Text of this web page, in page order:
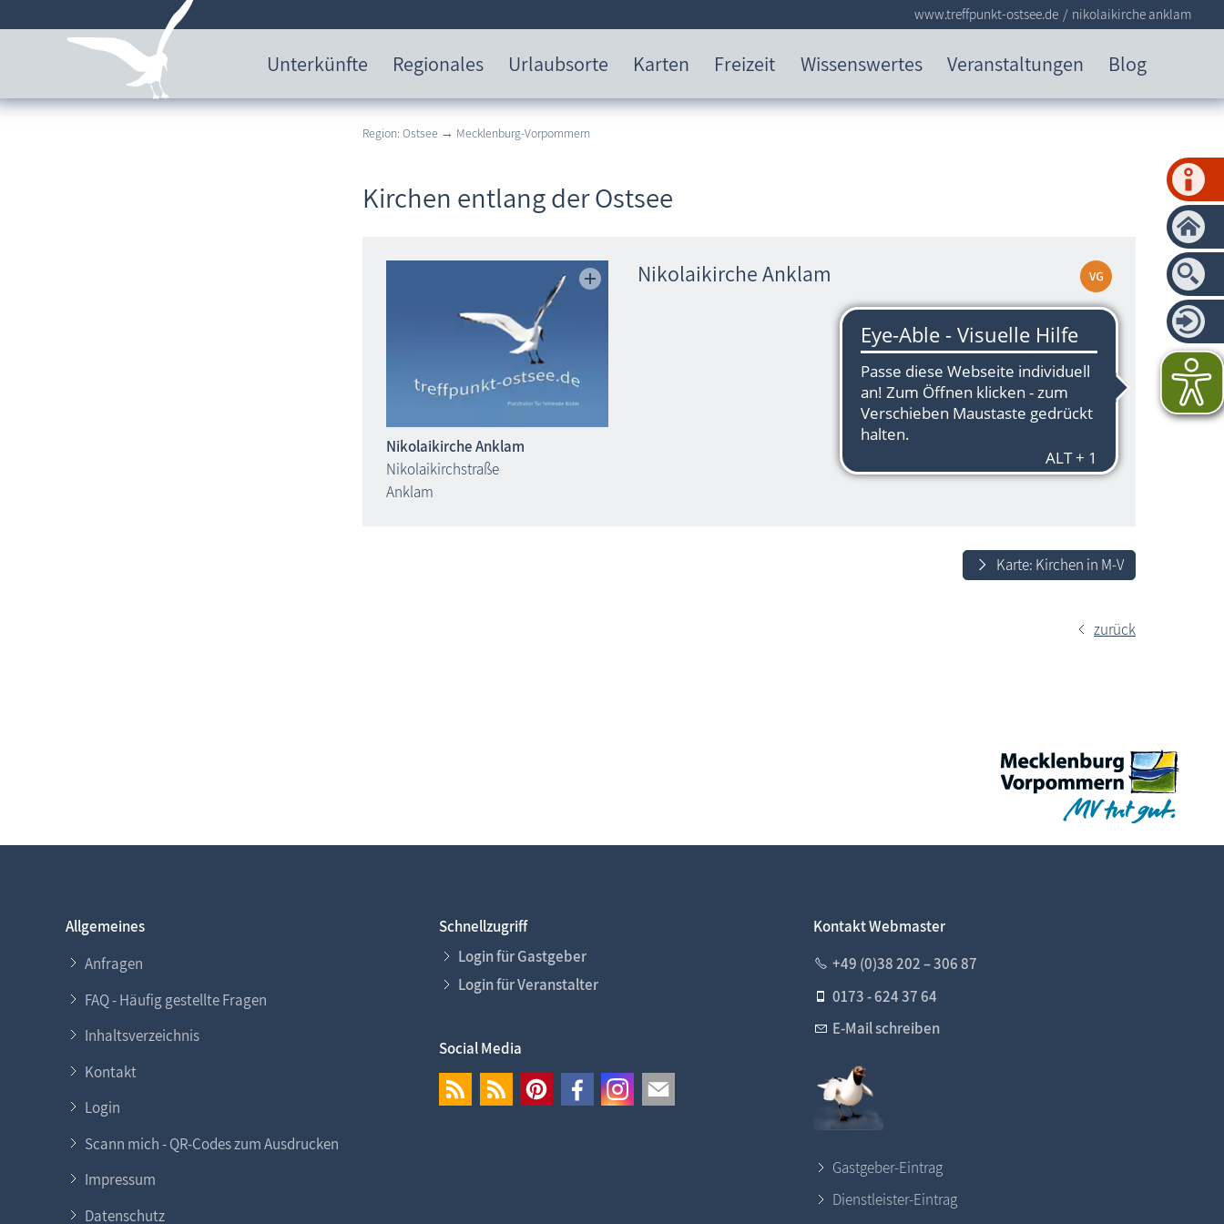
Unterkünfte Regionales Urlaubsorte Karten Freizeit Wissenswertes Veranstaltungen Blog
www.treffpunkt-ostsee.de nikolaikirche anklam
Region: Ostsee → Mecklenburg-Vorpommern
Kirchen entlang der Ostsee
Nikolaikirche Anklam
Nikolaikirchstraße
Anklam
Nikolaikirche Anklam
Karte: Kirchen in M-V
zurück
Allgemeines
Anfragen
FAQ - Häufig gestellte Fragen
Inhaltsverzeichnis
Kontakt
Login
Scann mich - QR-Codes zum Ausdrucken
Impressum
Datenschutz
Schnellzugriff
Login für Gastgeber
Login für Veranstalter
Social Media
Kontakt Webmaster
+49 (0)38 202 – 306 87
0173 - 624 37 64
E-Mail schreiben
Gastgeber-Eintrag
Dienstleister-Eintrag